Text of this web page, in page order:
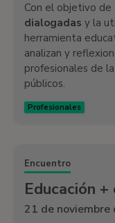
Con el objetivo de
dialogadas y la
herramienta
analizan y
profesionales de
públicos.
Profesionales
Encuentro
Educación
21 de noviembre